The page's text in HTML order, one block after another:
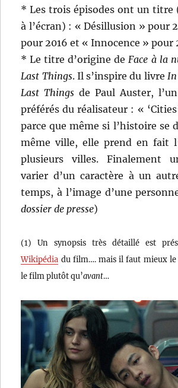
* Les trois épisodes ont un titre
à l’écran) : « Désillusion » pour
pour 2016 et « Innocence » pour
* Le titre d’origine deFace à la
Last Things. Il s’inspire du livre In
Last Things de Paul Auster,
préférés du réalisateur : «
parce que même si l’histoire se
même ville, elle prend en fait
plusieurs villes. Finalement
varier d’un caractère à un
temps, à l’image d’une
dossier de presse)
(1) Un synopsis très détaillé est
Wikipédia du film…. mais il faut mieux
le film plutôt qu’avant…